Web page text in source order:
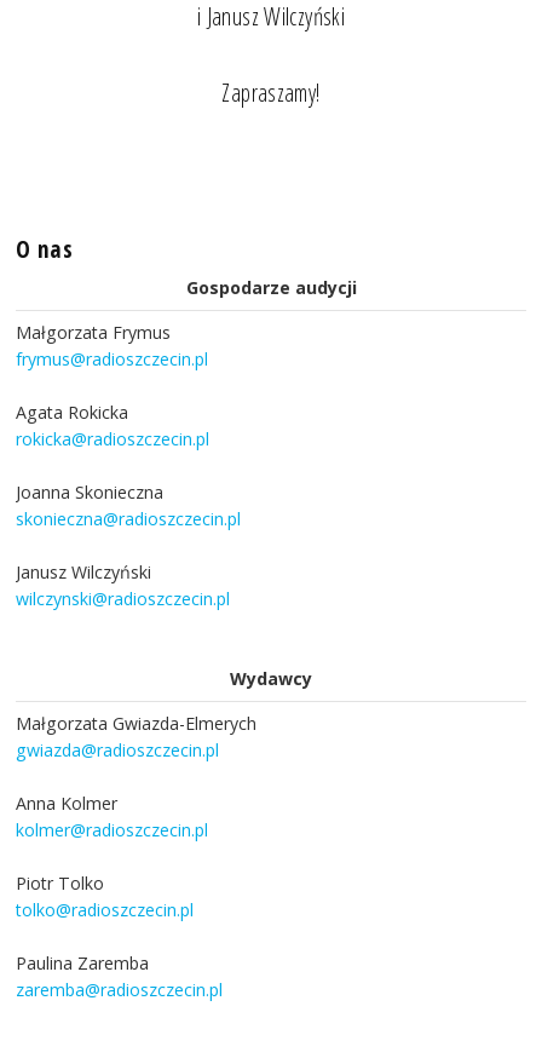
i Janusz Wilczyński
Zapraszamy!
O nas
Gospodarze audycji
Małgorzata Frymus
frymus@radioszczecin.pl
Agata Rokicka
rokicka@radioszczecin.pl
Joanna Skonieczna
skonieczna@radioszczecin.pl
Janusz Wilczyński
wilczynski@radioszczecin.pl
Wydawcy
Małgorzata Gwiazda-Elmerych
gwiazda@radioszczecin.pl
Anna Kolmer
kolmer@radioszczecin.pl
Piotr Tolko
tolko@radioszczecin.pl
Paulina Zaremba
zaremba@radioszczecin.pl